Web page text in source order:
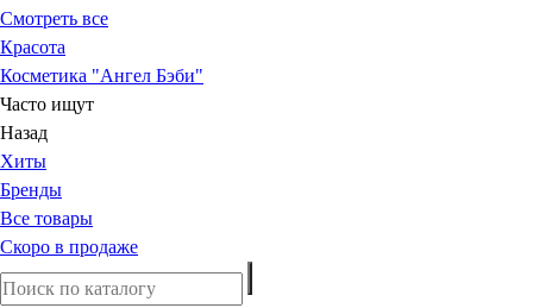
Смотреть все
Красота
Косметика "Ангел Бэби"
Часто ищут
Назад
Хиты
Бренды
Все товары
Скоро в продаже